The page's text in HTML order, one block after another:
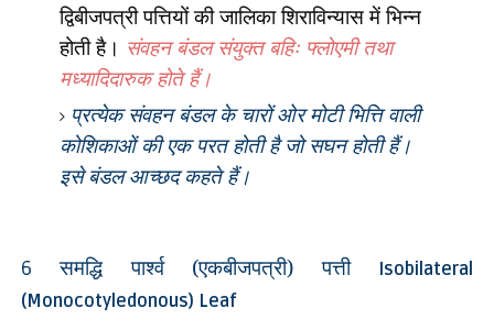
द्विबीजपत्री पत्तियों की जालिका शिराविन्यास में भिन्न
होती है। संवहन बंडल संयुक्त बहिः फ्लोएमी तथा
मध्यादिदारुक होते हैं।
प्रत्येक संवहन बंडल के चारोंओर मोटी भित्ति वाली
कोशिकाओं की एक परत होती है जो सघन होती हैं।
इसे बंडल आच्छद कहते हैं।
6 समद्धि पार्श्व (एकबीजपत्री) पत्ती
Isobilateral
(Monocotyledonous) Leaf